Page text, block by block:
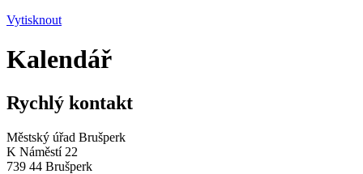
Vytisknout
Kalendář
Rychlý kontakt
Městský úřad Brušperk
K Náměstí 22
739 44 Brušperk